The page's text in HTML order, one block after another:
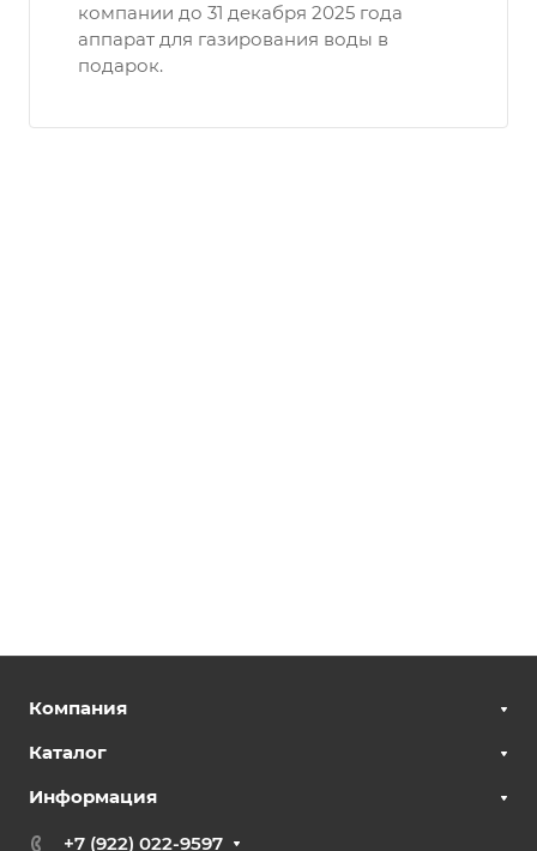
компании до 31 декабря 2025 года
аппарат для газирования воды в
подарок.
Компания
Каталог
Информация
+7 (922) 022-9597